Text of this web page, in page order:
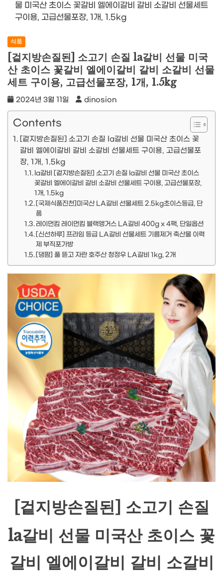
물 미국산 초이스 꽃갈비 엘에이갈비 갈비 소갈비 선물세트
구이용, 고급선물포장, 1개, 1.5kg
식품
[겉지방손질된] 소고기 손질 la갈비 선물 미국
산 초이스 꽃갈비 엘에이갈비 갈비 소갈비 선물
세트 구이용, 고급선물포장, 1개, 1.5kg
2024년 3월 11일 dinosion
Contents
[겉지방손질된] 소고기 손질 la갈비 선물 미국산 초이스 꽃
갈비 엘에이갈비 갈비 소갈비 선물세트 구이용, 고급선물포
장, 1개, 1.5kg
la갈비 [겉지방손질된] 소고기 손질 la갈비 선물 미국산 초이스
꽃갈비 엘에이갈비 갈비 소갈비 선물세트 구이용, 고급선물포장,
1개, 1.5kg
[국제식품진천]미국산 LA갈비 선물세트 2.5kg초이스등급, 단
품
레이먼킴 레이먼킴 블랙앵거스 LA갈비 400g x 4팩, 단일옵션
[신선하루] 프라임 등급 LA갈비 선물세트 기름제거 축산물 이력
제 부직포가방
[댕팜] 풀 뜯고 자란 호주산 청정우 LA갈비 1kg, 2개
[겉지방손질된] 소고기 손질
la갈비 선물 미국산 초이스 꽃
갈비 엘에이갈비 갈비 소갈비